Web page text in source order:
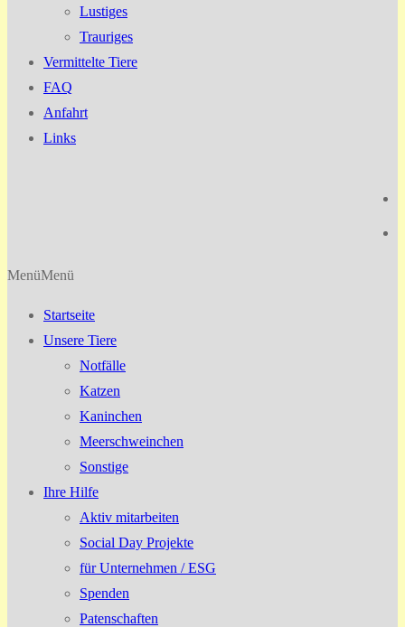
Lustiges
Trauriges
Vermittelte Tiere
FAQ
Anfahrt
Links
MenüMenü
Startseite
Unsere Tiere
Notfälle
Katzen
Kaninchen
Meerschweinchen
Sonstige
Ihre Hilfe
Aktiv mitarbeiten
Social Day Projekte
für Unternehmen / ESG
Spenden
Patenschaften